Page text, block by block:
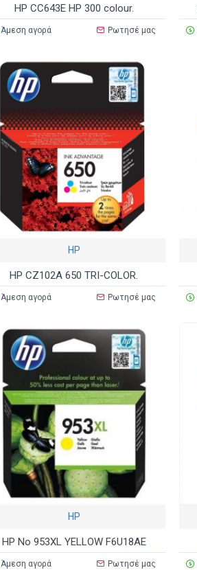
HP CC643E HP 300 colour.
Άμεση αγορά Ρωτησέ μας
HP
HP CZ102A 650 TRI-COLOR.
Άμεση αγορά Ρωτησέ μας
HP
HP No 953XL YELLOW F6U18AE
Άμεση αγορά Ρωτησέ μας